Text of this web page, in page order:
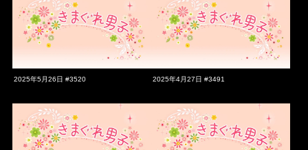
2025年5月26日 #3520 2025年4月27日 #3491